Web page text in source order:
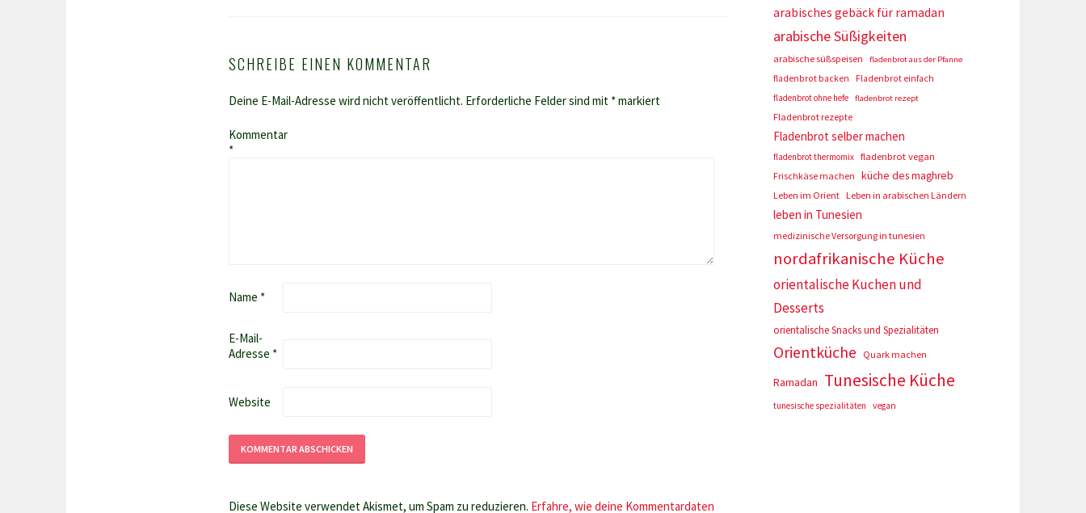
SCHREIBE EINEN KOMMENTAR
Deine E-Mail-Adresse wird nicht veröffentlicht. Erforderliche Felder sind mit *markiert
Kommentar
*
Name *
E-Mail-
Adresse *
Website
Diese Website verwendet Akismet, um Spam zu reduzieren. Erfahre, wie deine Kommentardaten
arabisches gebäck für ramadan
arabische Süßigkeiten
arabische süßspeisen fladenbrot aus der Pfanne
fladenbrot backen
Fladenbrot einfach
fladenbrot ohne hefe
fladenbrot rezept
Fladenbrot rezepte
Fladenbrot selber machen
fladenbrot thermomix fladenbrot vegan
Frischkäse machen küche des maghreb
Leben im Orient Leben in arabischen Ländern
leben in Tunesien
medizinische Versorgung in tunesien
nordafrikanische Küche
orientalische Kuchen und
Desserts
orientalische Snacks und Spezialitäten
Orientküche Quark machen
Ramadan Tunesische Küche
tunesische spezialitäten vegan